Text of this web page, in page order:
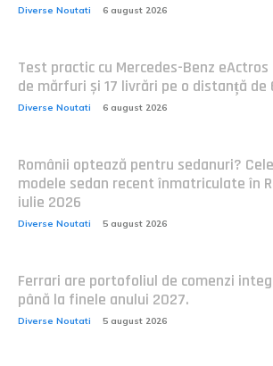
Diverse Noutati 6 august 2026
Test practic cu Mercedes-Benz
de mărfuri și 17 livrări pe o distanță de
Diverse Noutati 6 august 2026
Românii optează pentru sedanuri?
modele sedan recent înmatriculate în
iulie 2026
Diverse Noutati 5 august 2026
Ferrari are portofoliul de comenzi
până la finele anului 2027.
Diverse Noutati 5 august 2026